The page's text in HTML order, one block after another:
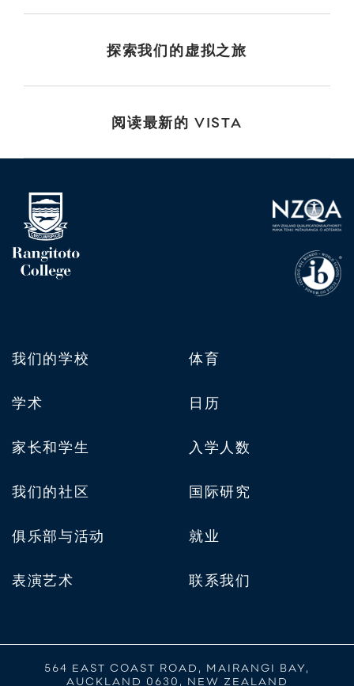
探索我们的虚拟之旅
阅读最新的 VISTA
我们的学校
学术
家长和学生
我们的社区
俱乐部与活动
表演艺术
体育
日历
入学人数
国际研究
就业
联系我们
564 EAST COAST ROAD, MAIRANGI BAY,
AUCKLAND 0630, NEW ZEALAND